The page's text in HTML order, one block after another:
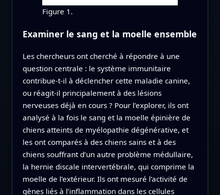
Figure 1.
Examiner le sang et la moelle ensemble
Les chercheurs ont cherché à répondre à une
question centrale : le système immunitaire
contribue-t-il à déclencher cette maladie canine,
ou réagit-il principalement à des lésions
nerveuses déjà en cours ? Pour l’explorer, ils ont
analysé à la fois le sang et la moelle épinière de
chiens atteints de myélopathie dégénérative, et
les ont comparés à des chiens sains et à des
chiens souffrant d’un autre problème médullaire,
la hernie discale intervertébrale, qui comprime la
moelle de l’extérieur. Ils ont mesuré l’activité de
gènes liés à l’inflammation dans les cellules